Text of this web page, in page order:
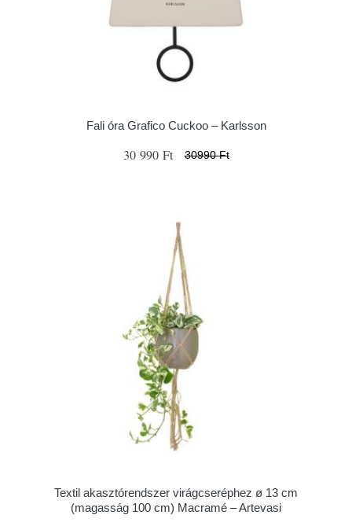
Fali óra Grafico Cuckoo – Karlsson
30 990 Ft 30990 Ft
Textil akasztórendszer virágcseréphez ø 13 cm
(magasság 100 cm) Macramé – Artevasi